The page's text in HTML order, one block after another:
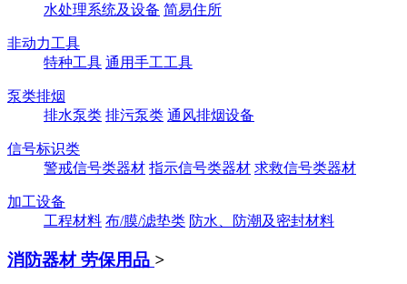
水处理系统及设备 简易住所
非动力工具
特种工具 通用手工工具
泵类排烟
排水泵类 排污泵类 通风排烟设备
信号标识类
警戒信号类器材 指示信号类器材 求救信号类器材
加工设备
工程材料 布/膜/滤垫类 防水、防潮及密封材料
消防器材 劳保用品 >